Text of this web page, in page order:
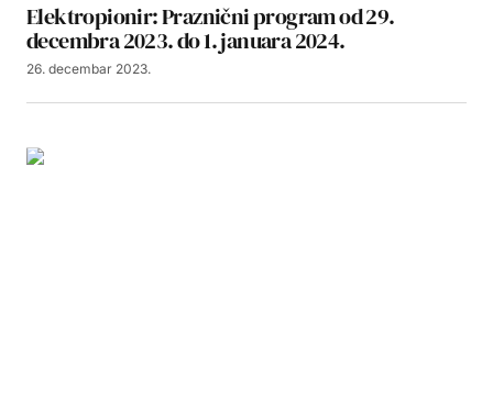
Elektropionir: Praznični program od 29.
decembra 2023. do 1. januara 2024.
26. decembar 2023.